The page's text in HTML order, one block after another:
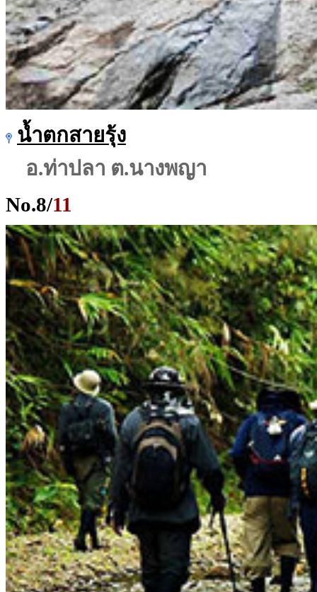
น้ำตกสายรุ้ง
อ.ท่าปลา ต.นางพญา
No.8/11